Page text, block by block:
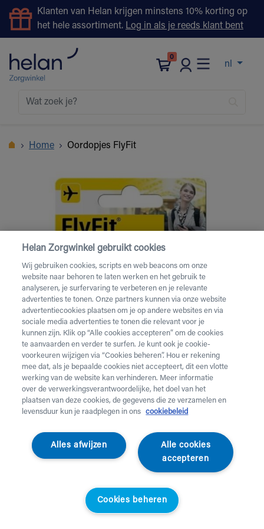
Klanten van Helan krijgen minstens 10% korting op
het hele assortiment. Log in als je reeds klant bent
0
nl
Home Oordopjes FlyFit
Oordopjes FlyFit
Oordopjes voor het vliegen en reizen - 1 paar
Preventie-artikel, enkel beschikbaar via de webshop. De
Helan Zorgwinkel gebruikt cookies
Wij gebruiken cookies, scripts en web beacons om onze
website naar behoren te laten werken en het gebruik te
analyseren, je surfervaring te verbeteren en je relevante
advertenties te tonen. Onze partners kunnen via onze website
advertentiecookies plaatsen om je op andere websites en via
sociale media advertenties te tonen die relevant voor je
kunnen zijn. Klik op “Alle cookies accepteren” om de cookies
te aanvaarden en verder te surfen. Je kunt ook je cookie-
voorkeuren wijzigen via “Cookies beheren”. Hou er rekening
mee dat, als je bepaalde cookies niet accepteert, dit een vlotte
werking van de website kan verhinderen. Meer informatie
over de verwerkingsverantwoordelijke, het doel van het
plaatsen van deze cookies, de gegevens die ze verzamelen en
levensduur kun je raadplegen in ons
cookiebeleid
Alle cookies
accepteren
Alles afwijzen
Cookies beheren